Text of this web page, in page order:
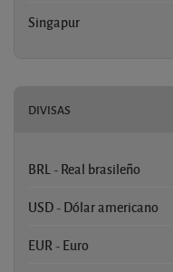
Singapur
DIVISAS
BRL - Real brasileño
USD - Dólar americano
EUR - Euro